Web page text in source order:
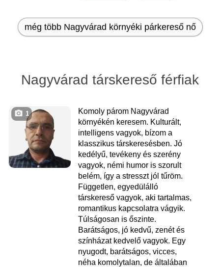
még több Nagyvárad környéki párkereső nő
Nagyvárad társkereső férfiak
1
Komoly párom Nagyvárad
környékén keresem. Kulturált,
intelligens vagyok, bízom a
klasszikus társkeresésben. Jó
kedélyű, tevékeny és szerény
vagyok, némi humor is szorult
belém, így a stresszt jól tűröm.
Független, egyedülálló
társkereső vagyok, aki tartalmas,
romantikus kapcsolatra vágyik.
Túlságosan is őszinte.
Barátságos, jó kedvű, zenét és
színházat kedvelő vagyok. Egy
nyugodt, barátságos, vicces,
néha komolytalan, de általában